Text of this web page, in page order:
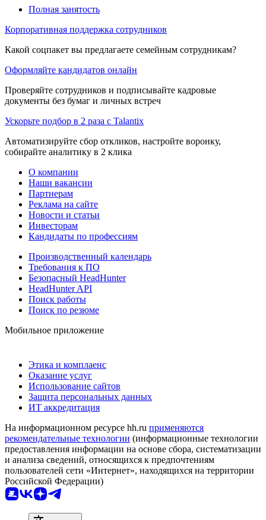
Полная занятость
Корпоративная поддержка сотрудников
Какой соцпакет вы предлагаете семейным сотрудникам?
Оформляйте кандидатов онлайн
Проверяйте сотрудников и подписывайте кадровые
документы без бумаг и личных встреч
Ускорьте подбор в 2 раза с Talantix
Автоматизируйте сбор откликов, настройте воронку,
собирайте аналитику в 2 клика
О компании
Наши вакансии
Партнерам
Реклама на сайте
Новости и статьи
Инвесторам
Кандидаты по профессиям
Производственный календарь
Требования к ПО
Безопасный HeadHunter
HeadHunter API
Поиск работы
Поиск по резюме
Мобильное приложение
Этика и комплаенс
Оказание услуг
Использование сайтов
Защита персональных данных
ИТ аккредитация
На информационном ресурсе hh.ru применяются
рекомендательные технологии (информационные технологии
предоставления информации на основе сбора, систематизации
и анализа сведений, относящихся к предпочтениям
пользователей сети «Интернет», находящихся на территории
Российской Федерации)